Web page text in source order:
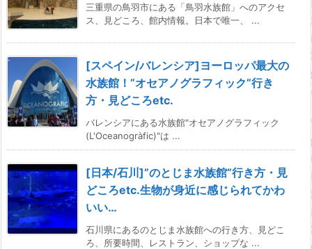
三重県の鳥羽市にある「鳥羽水族館」へのアクセ
ス、見どころ、館内情報。日本で唯一、 ...
[スペイン/バレンシア]ヨーロッパ最大の
水族館！”オセアノグラフィック”行き
方・見どころetc.
バレンシアにある水族館"オセアノグラフィック
(L'Oceanogràfic)"は ...
[日本/石川]”のとじま水族館”行き方・見
どころetc.生物が身近に感じられてかわ
いい…
石川県にあるのとじま水族館への行き方、見どこ
ろ、所要時間、レストラン、ショップな ...